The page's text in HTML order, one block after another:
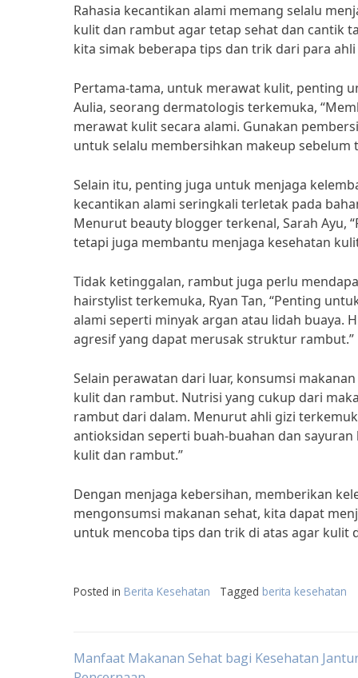
Rahasia kecantikan alami memang selalu
kulit dan rambut agar tetap sehat dan cantik
kita simak beberapa tips dan trik dari para
Pertama-tama, untuk merawat kulit, penting
Aulia, seorang dermatologis terkemuka,
merawat kulit secara alami. Gunakan
untuk selalu membersihkan makeup sebelum
Selain itu, penting juga untuk menjaga
kecantikan alami seringkali terletak pada
Menurut beauty blogger terkenal, Sarah Ayu,
tetapi juga membantu menjaga kesehatan
Tidak ketinggalan, rambut juga perlu
hairstylist terkemuka, Ryan Tan, “Penting
alami seperti minyak argan atau lidah buaya.
agresif yang dapat merusak struktur rambut.”
Selain perawatan dari luar, konsumsi
kulit dan rambut. Nutrisi yang cukup dari
rambut dari dalam. Menurut ahli gizi
antioksidan seperti buah-buahan dan
kulit dan rambut.”
Dengan menjaga kebersihan, memberikan
mengonsumsi makanan sehat, kita dapat
untuk mencoba tips dan trik di atas agar kulit
Posted in Berita Kesehatan Tagged berita kesehatan
Post
Manfaat Makanan Sehat bagi Kesehatan